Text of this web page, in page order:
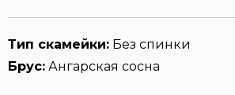
Тип скамейки: Без спинки
Брус: Ангарская сосна